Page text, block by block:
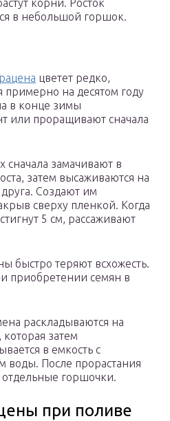
корни. Росток
в небольшой горшок.
цветет редко,
примерно на десятом году
в конце зимы
или проращивают сначала
сначала замачивают в
затем высаживаются на
Создают им
сверху пленкой. Когда
5 см, рассаживают
быстро теряют всхожесть.
приобретении семян в
раскладываются на
затем
в емкость с
воды. После прорастания
горшочки.
при поливе